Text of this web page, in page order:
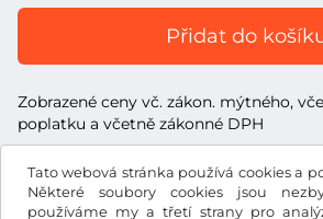
Tato webová stránka používá cookies a
Některé soubory cookies jsou
používáme my a třetí strany pro
Přidat do
Zobrazené ceny vč. zákon. mýtného,
poplatku a včetně zákonné DPH